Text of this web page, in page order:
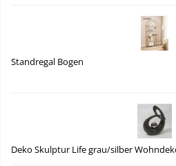
Standregal Bogen
Deko Skulptur Life grau/silber